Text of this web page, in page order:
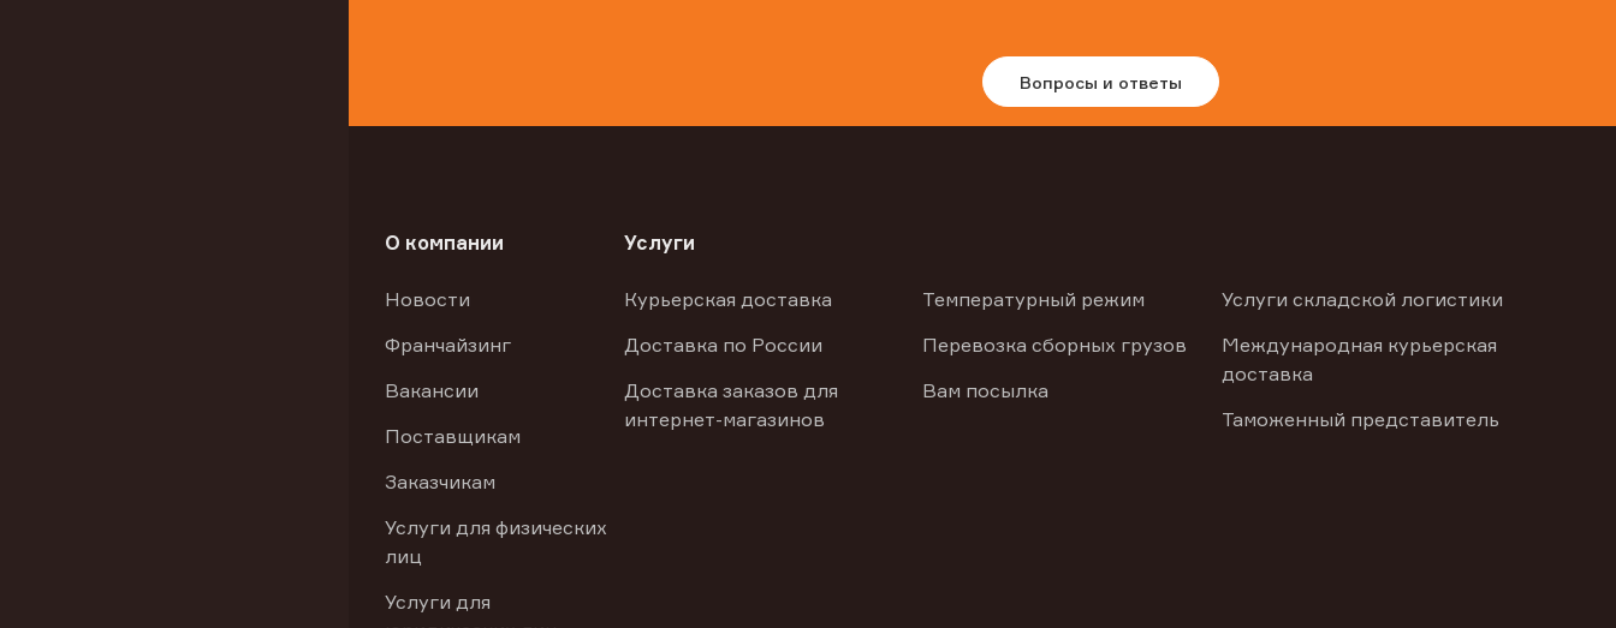
Вопросы и ответы
О компании
Новости
Франчайзинг
Вакансии
Поставщикам
Заказчикам
Услуги для физических
лиц
Услуги для
Услуги
Курьерская доставка
Доставка по России
Доставка заказов для
интернет-магазинов
Температурный режим
Перевозка сборных грузов
Вам посылка
Услуги складской логистики
Международная курьерская
доставка
Таможенный представитель